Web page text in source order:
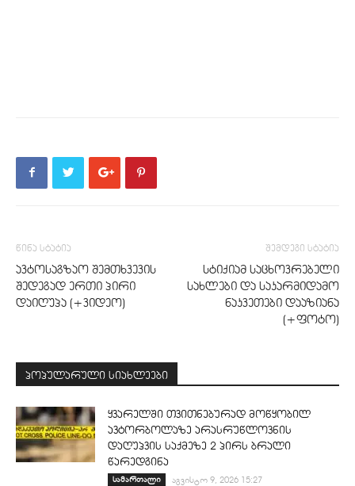
წინა სტატია
ავტოსაგზაო შემთხვევის
შედეგად ერთი პირი
დაიღუპა (+ვიდეო)
შემდეგი სტატია
სტიქიამ საცხოვრებელი
სახლები და საკარმიდამო
ნაკვეთები დააზიანა
(+ფოტო)
პოპულარული სიახლეები
ყვარელში თვითნებურად მოწყობილ
ავტორბოლაზე არასრუწლოვნის
დაღუპვის საქმეზე 2 პირს ბრალი
წარედგინა
სამართალი აგვისტო 9, 2026 15:27